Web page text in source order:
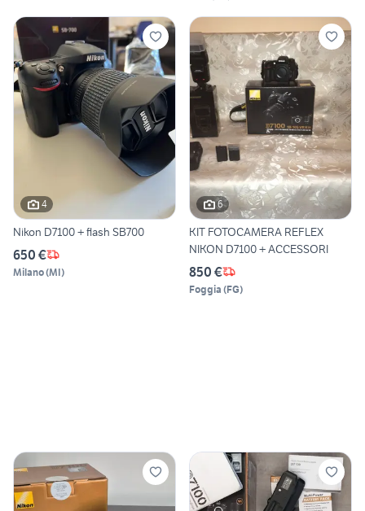
4
Nikon D7100 + flash SB700
650 €
Milano(MI)
6
KIT FOTOCAMERA REFLEX
NIKON D7100 + ACCESSORI
850 €
Foggia (FG)